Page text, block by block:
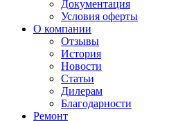
Документация
Условия оферты
О компании
Отзывы
История
Новости
Статьи
Дилерам
Благодарности
Ремонт